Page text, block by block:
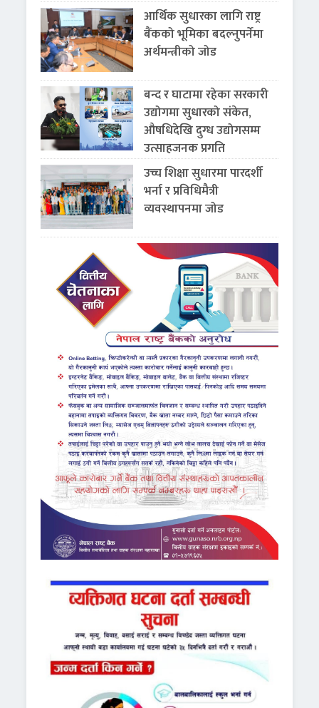
आर्थिक सुधारका लागि राष्ट्र
बैंकको भूमिका बदल्नुपर्नेमा
अर्थमन्त्रीको जोड
बन्द र घाटामा रहेका सरकारी
उद्योगमा सुधारको संकेत,
औषधिदेखि दुग्ध उद्योगसम्म
उत्साहजनक प्रगति
उच्च शिक्षा सुधारमा पारदर्शी
भर्ना र प्रविधिमैत्री
व्यवस्थापनमा जोड